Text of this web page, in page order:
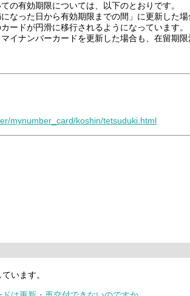
の有効期限については、以下のとおりです。
なった日から有効期限までの間」に更新した
ードが円滑に移行されるようになっています
イナンバーカードを更新した場合も、在留期
mynumber_card/koshin/tetsuduki.html
います。